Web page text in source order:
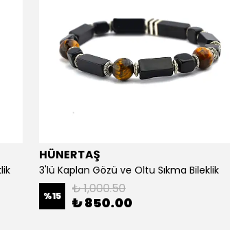
HÜNERTAŞ
3'lü Kaplan Gözü ve Oltu Sıkma Bileklik
%15 ₺ 1,000.50
₺ 850.00